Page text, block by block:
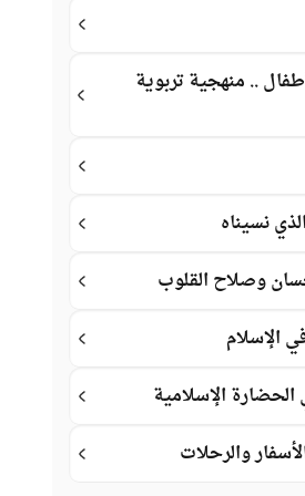
.. منهجية تربوية
نسيناه
وصلاح القلوب
الإسلام
الإسلامية
والرحلات